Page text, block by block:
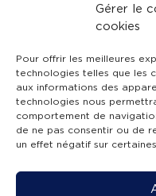
Gérer le
cookies
Pour offrir les meilleures
technologies telles que les
aux informations des
technologies nous
comportement de
de ne pas consentir ou de
un effet négatif sur
Mentions